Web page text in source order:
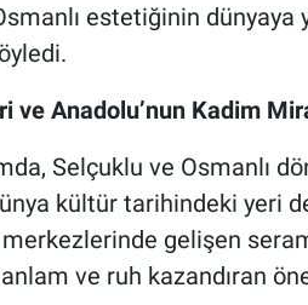
estetiğinin dünyaya
ve Anadolu’nun Kadim
Selçuklu ve Osmanlı
kültür tarihindeki yeri
gelişen
ve ruh kazandıran